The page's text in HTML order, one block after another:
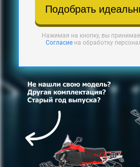
Подобрать
Нажимая на кнопку, вы
Согласиена обработку